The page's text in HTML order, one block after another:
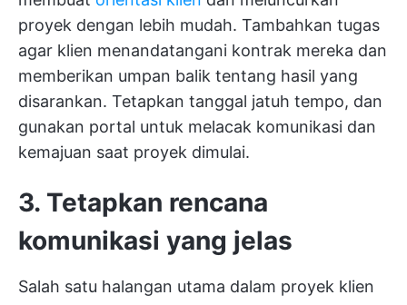
proyek dengan lebih mudah. Tambahkan tugas
agar klien menandatangani kontrak mereka dan
memberikan umpan balik tentang hasil yang
disarankan. Tetapkan tanggal jatuh tempo, dan
gunakan portal untuk melacak komunikasi dan
kemajuan saat proyek dimulai.
3. Tetapkan rencana
komunikasi yang jelas
Salah satu halangan utama dalam proyek klien